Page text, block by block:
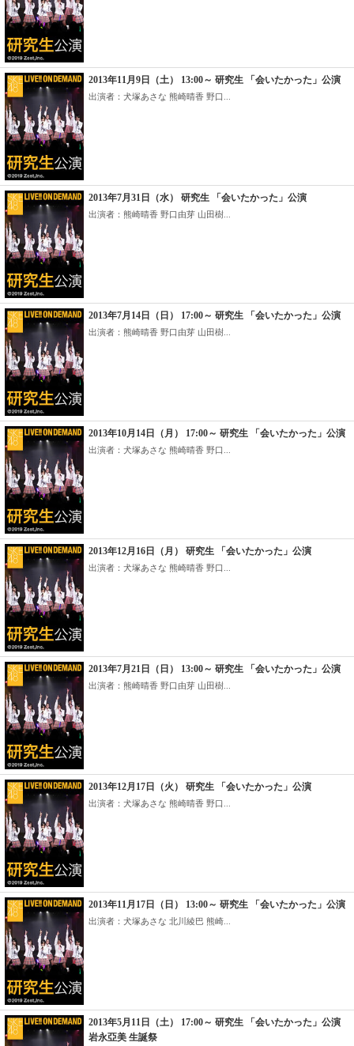
2013年11月9日（土） 13:00～ 研究生 「会いたかった」公演
出演者：犬塚あさな 熊崎晴香 野口...
2013年7月31日（水） 研究生 「会いたかった」公演
出演者：熊崎晴香 野口由芽 山田樹...
2013年7月14日（日） 17:00～ 研究生 「会いたかった」公演
出演者：熊崎晴香 野口由芽 山田樹...
2013年10月14日（月） 17:00～ 研究生 「会いたかった」公演
出演者：犬塚あさな 熊崎晴香 野口...
2013年12月16日（月） 研究生 「会いたかった」公演
出演者：犬塚あさな 熊崎晴香 野口...
2013年7月21日（日） 13:00～ 研究生 「会いたかった」公演
出演者：熊崎晴香 野口由芽 山田樹...
2013年12月17日（火） 研究生 「会いたかった」公演
出演者：犬塚あさな 熊崎晴香 野口...
2013年11月17日（日） 13:00～ 研究生 「会いたかった」公演
出演者：犬塚あさな 北川綾巴 熊崎...
2013年5月11日（土） 17:00～ 研究生 「会いたかった」公演
岩永亞美 生誕祭